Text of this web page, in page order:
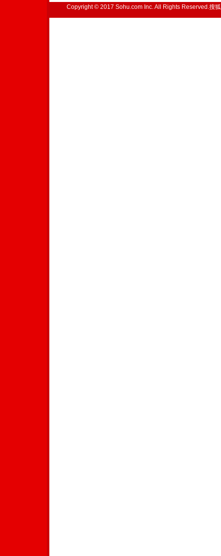
Copyright © 2017 Sohu.com Inc. All Rights Reserved.搜